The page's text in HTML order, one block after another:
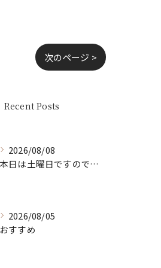
次のページ >
Recent Posts
2026/08/08
本日は土曜日ですので、たくさん食べていってちょーよ‼️
2026/08/05
おすすめ